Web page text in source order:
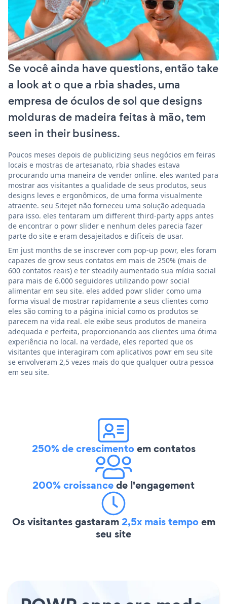
Se você ainda have questions, então take
a look at o que a rbia shades, uma
empresa de óculos de sol que designs
molduras de madeira feitas à mão, tem
seen in their business.
Poucos meses depois de publicizing seus negócios em feiras
locais e mostras de artesanato, rbia shades estava
procurando uma maneira de vender online. eles wanted para
mostrar aos visitantes a qualidade de seus produtos, seus
designs leves e ergonômicos, de uma forma visualmente
atraente. seu Sitejet não forneceu uma solução adequada
para isso. eles tentaram um different third-party apps antes
de encontrar o powr slider e nenhum deles parecia fazer
parte do site e eram desajeitados e difíceis de usar.
Em just months de se inscrever com pop-up powr, eles foram
capazes de grow seus contatos em mais de 250% (mais de
600 contatos reais) e ter steadily aumentado sua mídia social
para mais de 6.000 seguidores utilizando powr social
alimentar em seu site. eles added powr slider como uma
forma visual de mostrar rapidamente a seus clientes como
eles são coming to a página inicial como os produtos se
parecem na vida real. ele exibe seus produtos de maneira
adequada e perfeita, proporcionando aos clientes uma ótima
experiência no local. na verdade, eles reported que os
visitantes que interagiram com aplicativos powr em seu site
se envolveram 2,5 vezes mais do que qualquer outra pessoa
em seu site.
250% de crescimentoem contatos
200% croissancede l'engagement
Os visitantes gastaram2,5x mais tempoem
seu site